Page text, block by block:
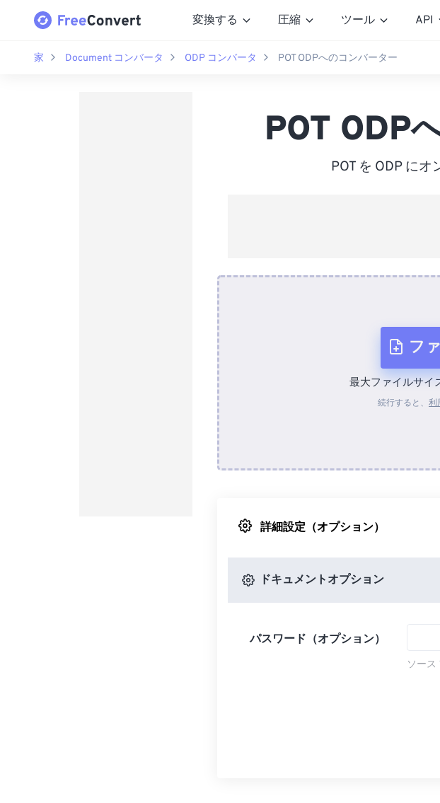
変換する 圧縮 ツール API
家 Document コンバータ ODP コンバータ POT ODPへのコンバーター
POT ODP
POT を ODP にオ
フ
最大ファイルサイ
続行すると、 利
詳細設定（オプション）
ドキュメントオプション
パスワード（オプション）
ソース